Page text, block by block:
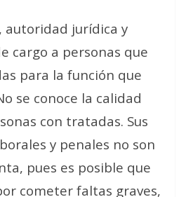
autoridad jurídica y
cargo a personas que
para la función que
se conoce la calidad
con tratadas. Sus
y penales no son
pues es posible que
cometer faltas graves,